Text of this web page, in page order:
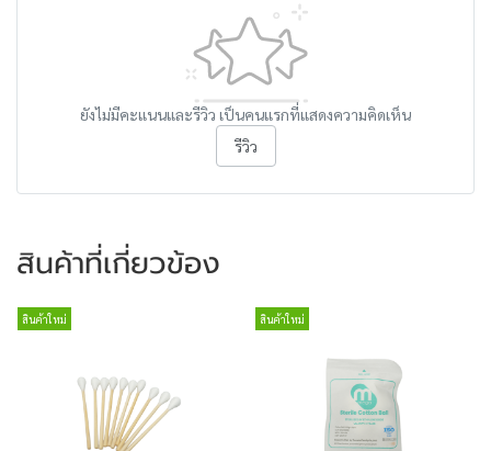
ยังไม่มีคะแนนและรีวิว เป็นคนแรกที่แสดงความคิดเห็น
รีวิว
สินค้าที่เกี่ยวข้อง
สินค้าใหม่ สินค้าใหม่